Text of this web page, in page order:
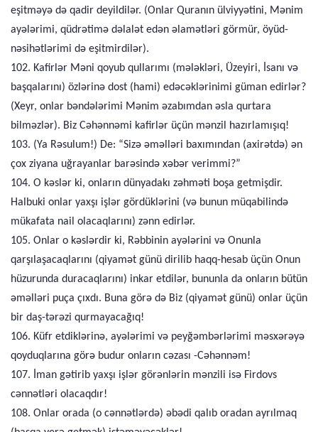
eşitməyə də qadir deyildilər. (Onlar Quranın ülviyyətini, Mənim
ayələrimi, qüdrətimə dəlalət edən əlamətləri görmür, öyüd-
nəsihətlərimi də eşitmirdilər).
102. Kafirlər Məni qoyub qullarımı (mələkləri, Üzeyiri, İsanı və
başqalarını) özlərinə dost (hami) edəcəklərinimi güman edirlər?
(Xeyr, onlar bəndələrimi Mənim əzabımdan əsla qurtara
bilməzlər). Biz Cəhənnəmi kafirlər üçün mənzil hazırlamışıq!
103. (Ya Rəsulum!) De: “Sizə əməlləri baxımından (axirətdə) ən
çox ziyana uğrayanlar barəsində xəbər verimmi?”
104. O kəslər ki, onların dünyadakı zəhməti boşa getmişdir.
Halbuki onlar yaxşı işlər gördüklərini (və bunun müqabilində
mükafata nail olacaqlarını) zənn edirlər.
105. Onlar o kəslərdir ki, Rəbbinin ayələrini və Onunla
qarşılaşacaqlarını (qiyamət günü dirilib haqq-hesab üçün Onun
hüzurunda duracaqlarını) inkar etdilər, bununla da onların bütün
əməlləri puça çıxdı. Buna görə də Biz (qiyamət günü) onlar üçün
bir daş-tərəzi qurmayacağıq!
106. Küfr etdiklərinə, ayələrimi və peyğəmbərlərimi məsxərəyə
qoyduqlarına görə budur onların cəzası -Cəhənnəm!
107. İman gətirib yaxşı işlər görənlərin mənzili isə Firdovs
cənnətləri olacaqdır!
108. Onlar orada (o cənnətlərdə) əbədi qalıb oradan ayrılmaq